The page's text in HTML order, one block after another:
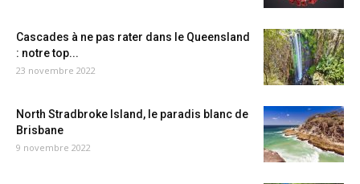
Cascades à ne pas rater dans le Queensland
: notre top...
23 novembre 2022
North Stradbroke Island, le paradis blanc de
Brisbane
9 novembre 2022